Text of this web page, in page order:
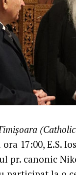
17:00, E.S.
pr. canonic